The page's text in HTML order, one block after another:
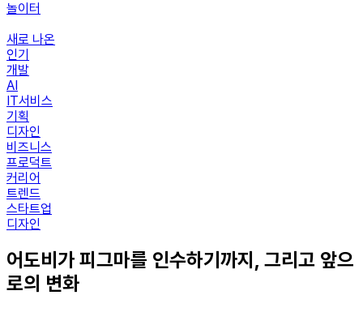
놀이터
새로 나온
인기
개발
AI
IT서비스
기획
디자인
비즈니스
프로덕트
커리어
트렌드
스타트업
디자인
어도비가 피그마를 인수하기까지, 그리고 앞으
로의 변화